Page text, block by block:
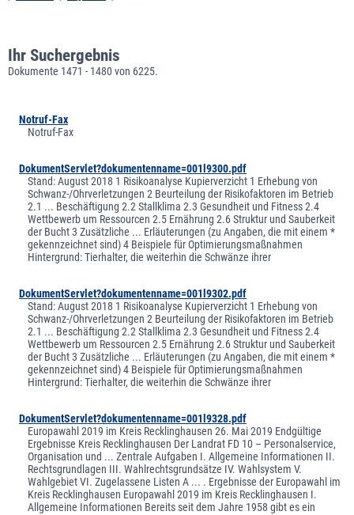
Ihr Suchergebnis
Dokumente 1471 - 1480 von 6225.
Notruf-Fax
Notruf-Fax
DokumentServlet?dokumentenname=001l9300.pdf
Stand: August 2018 1 Risikoanalyse Kupierverzicht 1 Erhebung von
Schwanz-/Ohrverletzungen 2 Beurteilung der Risikofaktoren im Betrieb
2.1 ... Beschäftigung 2.2 Stallklima 2.3 Gesundheit und Fitness 2.4
Wettbewerb um Ressourcen 2.5 Ernährung 2.6 Struktur und Sauberkeit
der Bucht 3 Zusätzliche ... Erläuterungen (zu Angaben, die mit einem *
gekennzeichnet sind) 4 Beispiele für Optimierungsmaßnahmen
Hintergrund: Tierhalter, die weiterhin die Schwänze ihrer
DokumentServlet?dokumentenname=001l9302.pdf
Stand: August 2018 1 Risikoanalyse Kupierverzicht 1 Erhebung von
Schwanz-/Ohrverletzungen 2 Beurteilung der Risikofaktoren im Betrieb
2.1 ... Beschäftigung 2.2 Stallklima 2.3 Gesundheit und Fitness 2.4
Wettbewerb um Ressourcen 2.5 Ernährung 2.6 Struktur und Sauberkeit
der Bucht 3 Zusätzliche ... Erläuterungen (zu Angaben, die mit einem *
gekennzeichnet sind) 4 Beispiele für Optimierungsmaßnahmen
Hintergrund: Tierhalter, die weiterhin die Schwänze ihrer
DokumentServlet?dokumentenname=001l9328.pdf
Europawahl 2019 im Kreis Recklinghausen 26. Mai 2019 Endgültige
Ergebnisse Kreis Recklinghausen Der Landrat FD 10 – Personalservice,
Organisation und ... Zentrale Aufgaben I. Allgemeine Informationen II.
Rechtsgrundlagen III. Wahlrechtsgrundsätze IV. Wahlsystem V.
Wahlgebiet VI. Zugelassene Listen A ... . Ergebnisse der Europawahl im
Kreis Recklinghausen Europawahl 2019 im Kreis Recklinghausen I.
Allgemeine Informationen Bereits seit dem Jahre 1958 gibt es ein